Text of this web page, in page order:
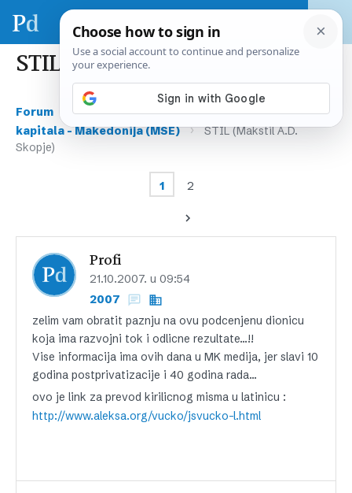
STIL (Makstil A.D. Skopje)
Forum Tržište kapitala – regija & svijet ›
Tržišta
kapitala – Makedonija (MSE)
›
STIL (Makstil A.D.
Skopje)
1 2
Profi
21.10.2007. u 09:54
2007
zelim vam obratit paznju na ovu podcenjenu dionicu
koja ima razvojni tok i odlicne rezultate…!!
Vise informacija ima ovih dana u MK medija, jer slavi 10
godina postprivatizacije i 40 godina rada…
ovo je link za prevod kirilicnog misma u latinicu :
http://www.aleksa.org/vucko/jsvucko-l.html